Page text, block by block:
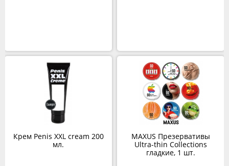
Крем Penis XXL cream 200
мл.
MAXUS Презервативы
Ultra-thin Collections
гладкие, 1 шт.